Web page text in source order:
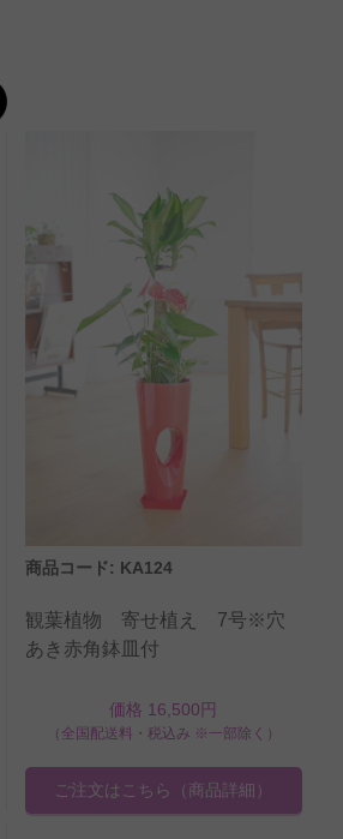
商品コード: KA124
観葉植物 寄せ植え 7号※穴
あき赤角鉢皿付
価格 16,500円
（全国配送料・税込み ※一部除く）
ご注文はこちら （商品詳細）